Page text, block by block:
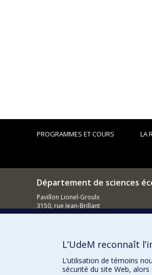
PROGRAMMES ET COURS LA
Département de sciences
Pavillon Lionel-Groulx
3150, rue Jean-Brillant
Montréal (QC)
L’UdeM reconnaît
L’utilisation de témoins
sécurité du site Web,